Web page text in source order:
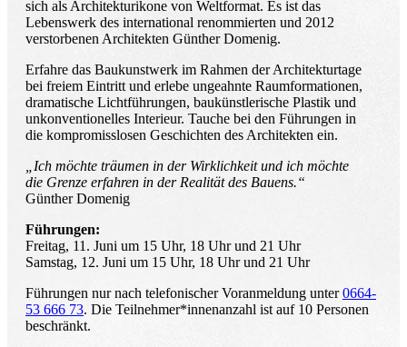
sich als Architekturikone von Weltformat. Es ist das
Lebenswerk des international renommierten und 2012
verstorbenen Architekten Günther Domenig.
Erfahre das Baukunstwerk im Rahmen der Architekturtage
bei freiem Eintritt und erlebe ungeahnte Raumformationen,
dramatische Lichtführungen, baukünstlerische Plastik und
unkonventionelles Interieur. Tauche bei den Führungen in
die kompromisslosen Geschichten des Architekten ein.
„Ich möchte träumen in der Wirklichkeit und ich möchte
die Grenze erfahren in der Realität des Bauens.“
Günther Domenig
Führungen:
Freitag, 11. Juni um 15 Uhr, 18 Uhr und 21 Uhr
Samstag, 12. Juni um 15 Uhr, 18 Uhr und 21 Uhr
Führungen nur nach telefonischer Voranmeldung unter0664-
53 666 73. Die Teilnehmer*innenanzahl ist auf 10 Personen
beschränkt.